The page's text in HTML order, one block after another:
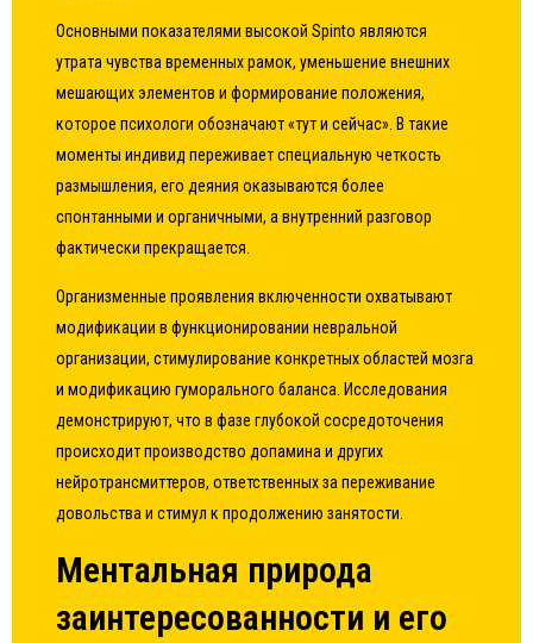
Основными показателями высокой Spinto являются
утрата чувства временных рамок, уменьшение внешних
мешающих элементов и формирование положения,
которое психологи обозначают «тут и сейчас». В такие
моменты индивид переживает специальную четкость
размышления, его деяния оказываются более
спонтанными и органичными, а внутренний разговор
фактически прекращается.
Организменные проявления включенности охватывают
модификации в функционировании невральной
организации, стимулирование конкретных областей мозга
и модификацию гуморального баланса. Исследования
демонстрируют, что в фазе глубокой сосредоточения
происходит производство допамина и других
нейротрансмиттеров, ответственных за переживание
довольства и стимул к продолжению занятости.
Ментальная природа
заинтересованности и его